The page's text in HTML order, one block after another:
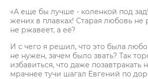
«А еще бы лучше - коленкой под
жених в плавках! Старая любовь не
не ржавеет, а её?
И с чего я решил, что это была
не нужен, зачем было звать? Так
избавиться, что даже позавтракать
мрачнее тучи шагал Евгений по